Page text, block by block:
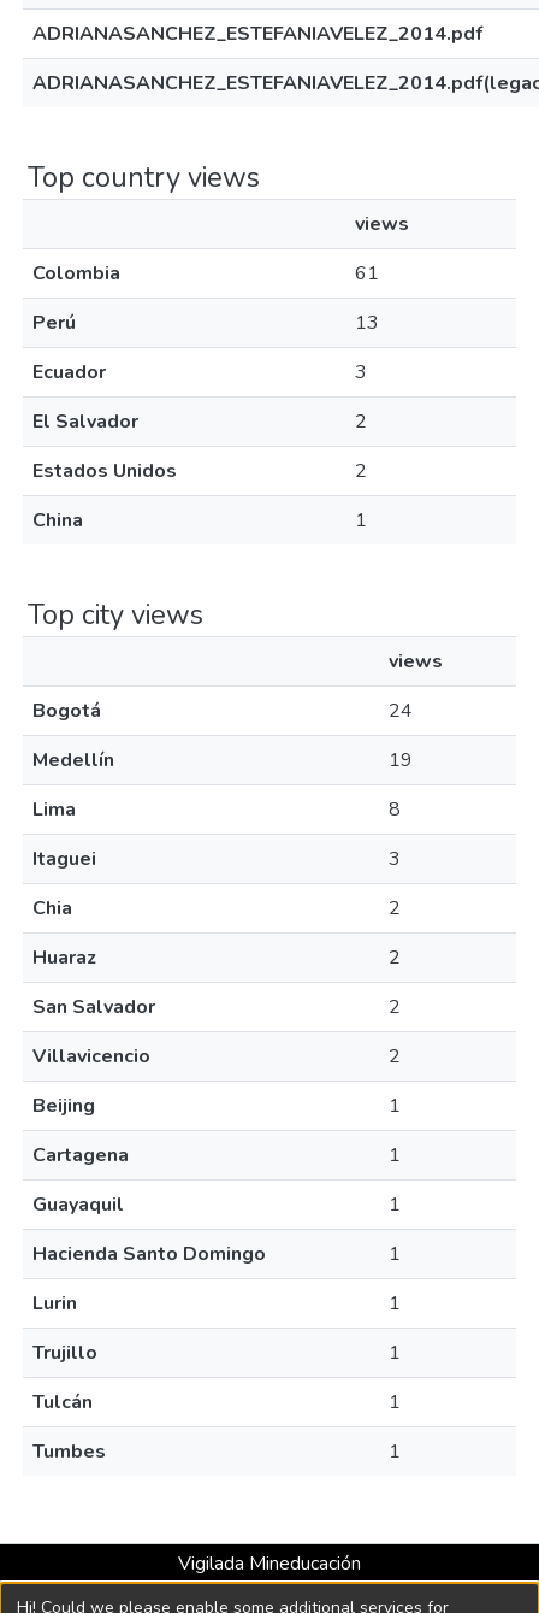
ADRIANASANCHEZ_ESTEFANIAVELEZ_2014.pdf
Top country views
views
Colombia
61
Perú
13
Ecuador
3
El Salvador
2
Estados Unidos
2
China
1
Top city views
views
Bogotá
24
Medellín
19
Lima
8
Itaguei
3
Chia
2
Huaraz
2
San Salvador
2
Villavicencio
2
Beijing
1
Cartagena
1
Guayaquil
1
Hacienda Santo Domingo
1
Lurin
1
Trujillo
1
Tulcán
1
Tumbes
1
Vigilada Mineducación
Universidad con Acreditación Institucional hasta 2026 -
Hi! Could we please enable some additional services for